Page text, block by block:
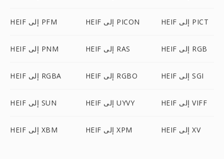
HEIF إلى PFM HEIF إلى PICON HEIF إلى PICT
HEIF إلى PNM HEIF إلى RAS HEIF إلى RGB
HEIF إلى RGBA HEIF إلى RGBO HEIF إلى SGI
HEIF إلى SUN HEIF إلى UYVY HEIF إلى VIFF
HEIF إلى XBM HEIF إلى XPM HEIF إلى XV